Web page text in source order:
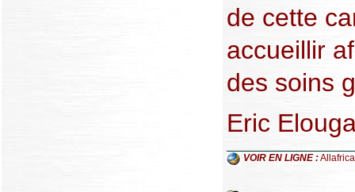
de cette
accueillir
des soins
Eric
VOIR EN LIGNE :